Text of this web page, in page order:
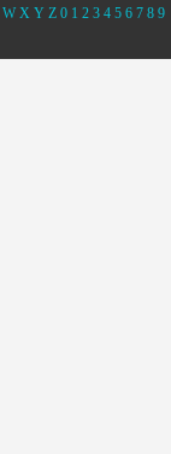
W X Y Z 0 1 2 3 4 5 6 7 8 9